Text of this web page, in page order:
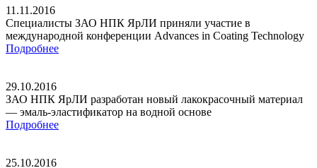
11.11.2016
Специалисты ЗАО НПК ЯрЛИ приняли участие в
международной конференции Advances in Coating Technology
Подробнее
29.10.2016
ЗАО НПК ЯрЛИ разработан новый лакокрасочный материал
— эмаль-эластификатор на водной основе
Подробнее
25.10.2016